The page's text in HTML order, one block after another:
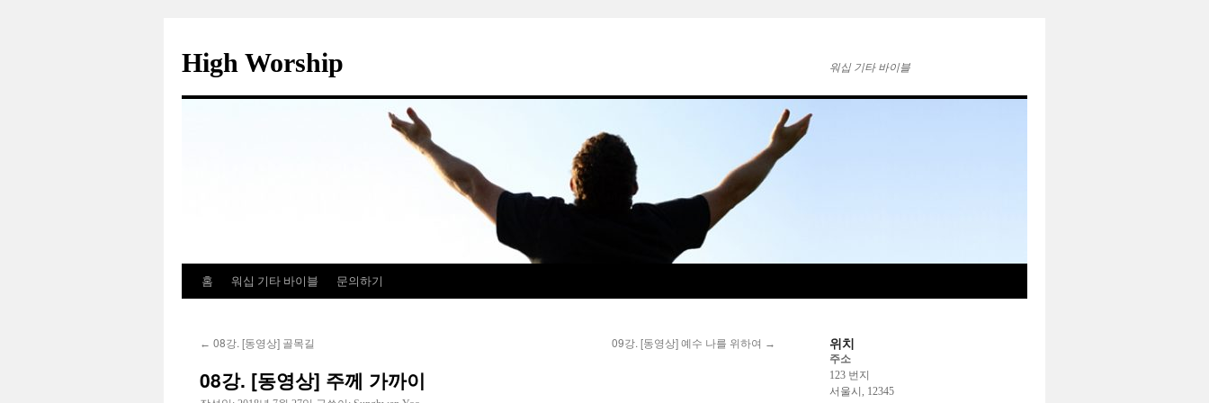
츠
로
High Worship 워십 기타 바이블
홈 워십 기타 바이블 문의하기
← 08강. [동영상] 골목길 09강. [동영상] 예수 나를 위하여 →
08강. [동영상] 주께 가까이
위치
주소
123 번지
서울시, 12345